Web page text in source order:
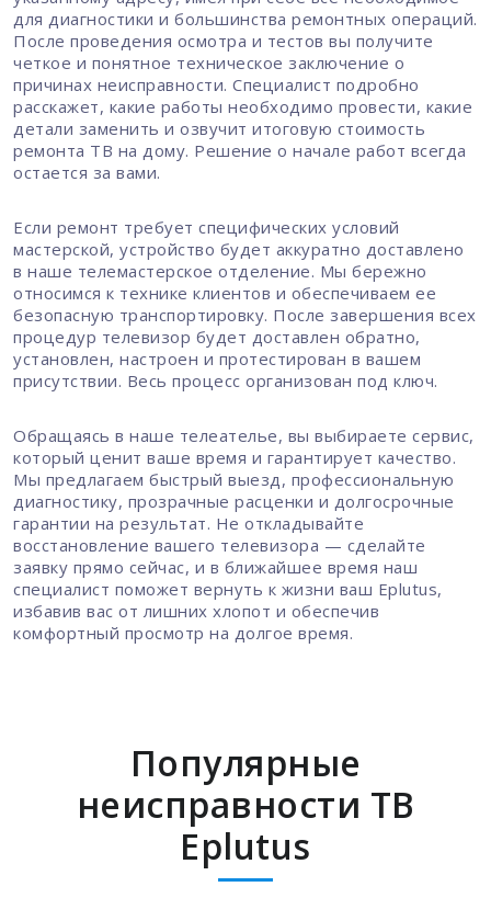
для диагностики и большинства ремонтных операций.
После проведения осмотра и тестов вы получите
четкое и понятное техническое заключение о
причинах неисправности. Специалист подробно
расскажет, какие работы необходимо провести, какие
детали заменить и озвучит итоговую стоимость
ремонта ТВ на дому. Решение о начале работ всегда
остается за вами.
Если ремонт требует специфических условий
мастерской, устройство будет аккуратно доставлено
в наше телемастерское отделение. Мы бережно
относимся к технике клиентов и обеспечиваем ее
безопасную транспортировку. После завершения всех
процедур телевизор будет доставлен обратно,
установлен, настроен и протестирован в вашем
присутствии. Весь процесс организован под ключ.
Обращаясь в наше телеателье, вы выбираете сервис,
который ценит ваше время и гарантирует качество.
Мы предлагаем быстрый выезд, профессиональную
диагностику, прозрачные расценки и долгосрочные
гарантии на результат. Не откладывайте
восстановление вашего телевизора — сделайте
заявку прямо сейчас, и в ближайшее время наш
специалист поможет вернуть к жизни ваш Eplutus,
избавив вас от лишних хлопот и обеспечив
комфортный просмотр на долгое время.
Популярные
неисправности ТВ
Eplutus